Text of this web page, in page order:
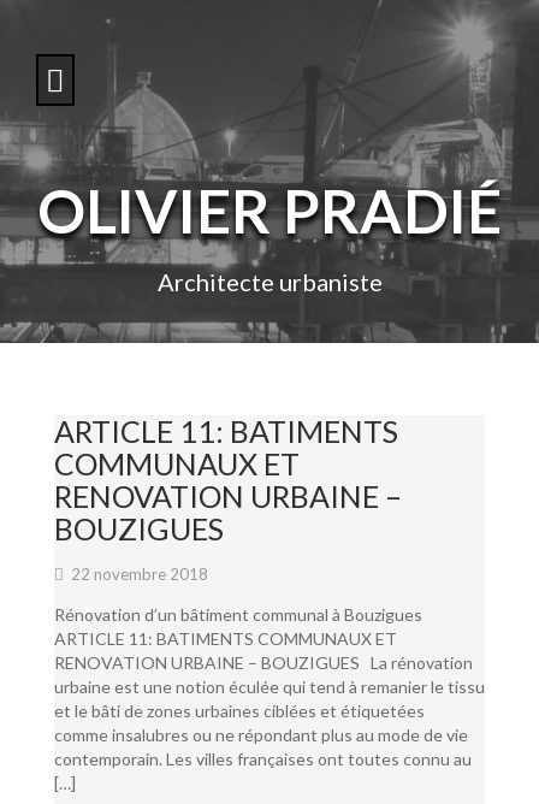
o
c
n
e
OLIVIER PRADIÉ
Architecte urbaniste
ARTICLE 11: BATIMENTS
COMMUNAUX ET
RENOVATION URBAINE –
BOUZIGUES
22 novembre 2018
Rénovation d’un bâtiment communal à Bouzigues
ARTICLE 11: BATIMENTS COMMUNAUX ET
RENOVATION URBAINE – BOUZIGUES La rénovation
urbaine est une notion éculée qui tend à remanier le tissu
et le bâti de zones urbaines ciblées et étiquetées
comme insalubres ou ne répondant plus au mode de vie
contemporain. Les villes françaises ont toutes connu au
[…]